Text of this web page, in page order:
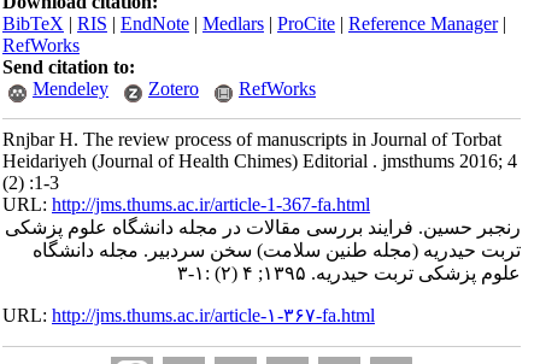
BibTeX|RIS|EndNote| Medlars| ProCite|Reference
RefWorks
Send citation to:
Mendeley
Zotero RefWorks
Rnjbar H. The review process of manuscripts in Journal of
Heidariyeh (Journal of Health Chimes) Editorial . jmsthums
URL:http://jms.thums.ac.ir/article-1-367-fa.html
حسین. فرایند بررسی مقالات در مجله دانشگاه علوم پزشکی
(مجله طنین سلامت) سخن سردبیر. مجله دانشگاه
تربت حیدریه. ۱۳۹۵; ۴ (۲) :۱-۳
URL:http://jms.thums.ac.ir/article-۱-۳۶۷-fa.html